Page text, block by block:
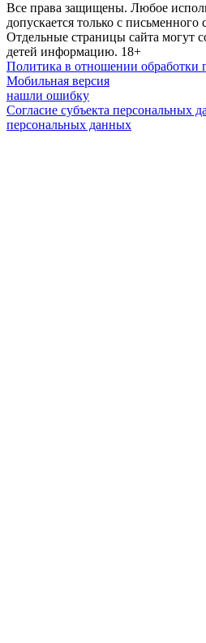
Все права защищены. Любое
допускается только с письменного
Отдельные страницы сайта могут
детей информацию. 18+
Политика в отношении обработки
Мобильная версия
нашли ошибку
Согласие субъекта персональных
персональных данных